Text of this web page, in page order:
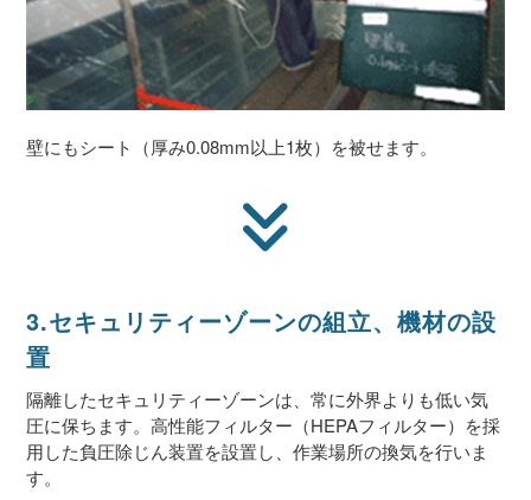
壁にもシート（厚み0.08mm以上1枚）を被せます。
3.セキュリティーゾーンの組立、機材の設
置
隔離したセキュリティーゾーンは、常に外界よりも低い気
圧に保ちます。高性能フィルター（HEPAフィルター）を採
用した負圧除じん装置を設置し、作業場所の換気を行いま
す。